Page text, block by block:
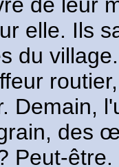
elle. Ils
du
Demain,
des
Peut-